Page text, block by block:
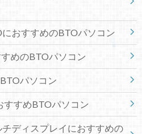
おすすめのBTOパソコン
めのBTOパソコン
パソコン
すすめBTOパソコン
ディスプレイにおすすめの